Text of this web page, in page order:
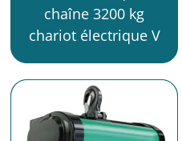
chaîne 3200 kg
chariot électrique V